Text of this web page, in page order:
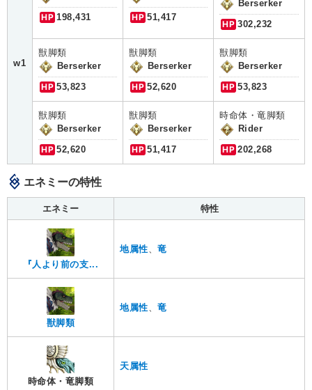
w1
HP 198,431
HP 51,417
Berserker
HP 302,232
獣脚類
Berserker
HP 53,823
獣脚類
Berserker
HP 52,620
獣脚類
Berserker
HP 53,823
獣脚類
Berserker
HP 52,620
獣脚類
Berserker
HP 51,417
時命体・竜脚類
Rider
HP 202,268
エネミーの特性
エネミー 特性
『人より前の支...
地属性、竜
獣脚類
地属性、竜
時命体・竜脚類
天属性